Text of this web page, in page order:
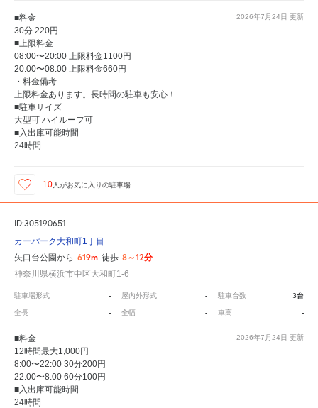
2026年7月24日 更新
■料金
30分 220円
■上限料金
08:00〜20:00 上限料金1100円
20:00〜08:00 上限料金660円
・料金備考
上限料金あります。長時間の駐車も安心！
■駐車サイズ
大型可 ハイルーフ可
■入出庫可能時間
24時間
10 人がお気に入りの駐車場
ID:305190651
カーパーク大和町1丁目
矢口台公園から 619m 徒歩 8～12分
神奈川県横浜市中区大和町1-6
駐車場形式 - 屋内外形式 - 駐車台数 3台
全長 - 全幅 - 車高 -
2026年7月24日 更新
■料金
12時間最大1,000円
8:00〜22:00 30分200円
22:00〜8:00 60分100円
■入出庫可能時間
24時間